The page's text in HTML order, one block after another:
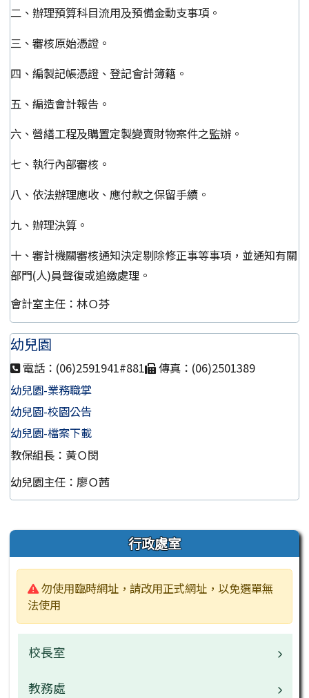
二、辦理預算科目流用及預備金動支事項。
三、審核原始憑證。
四、編製記帳憑證、登記會計簿籍。
五、編造會計報告。
六、營繕工程及購置定製變賣財物案件之監辦。
七、執行內部審核。
八、依法辦理應收、應付款之保留手續。
九、辦理決算。
十、審計機關審核通知決定剔除修正事等事項，並通知有關
部門(人)員聲復或追繳處理。
會計室主任：林Ｏ芬
幼兒園
電話：(06)2591941#881
傳真：(06)2501389
幼兒園-業務職掌
幼兒園-校園公告
幼兒園-檔案下載
教保組長：黃Ｏ閔
幼兒園主任：廖Ｏ茜
左邊區域內容 行政處室
警告:
勿使用臨時網址，請改用正式網址，以免選單無
法使用
校長室
校長介紹
教務處